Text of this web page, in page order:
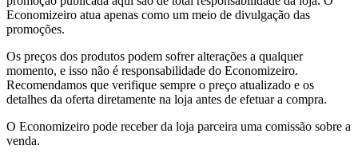
Economizeiro atua apenas como um meio de divulgação das
promoções.
Os preços dos produtos podem sofrer alterações a qualquer
momento, e isso não é responsabilidade do Economizeiro.
Recomendamos que verifique sempre o preço atualizado e os
detalhes da oferta diretamente na loja antes de efetuar a compra.
O Economizeiro pode receber da loja parceira uma comissão sobre a
venda.